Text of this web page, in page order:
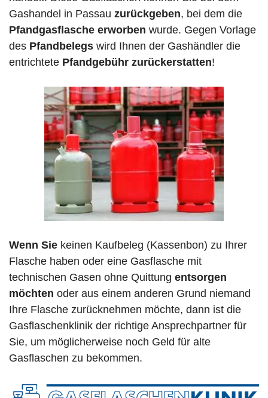
Gashandel in Passau zurückgeben, bei dem die
Pfandgasflasche erworben wurde. Gegen Vorlage
des Pfandbelegs wird Ihnen der Gashändler die
entrichtete Pfandgebühr zurückerstatten!
Wenn Sie keinen Kaufbeleg (Kassenbon) zu Ihrer
Flasche haben oder eine Gasflasche mit
technischen Gasen ohne Quittung entsorgen
möchten oder aus einem anderen Grund niemand
Ihre Flasche zurücknehmen möchte, dann ist die
Gasflaschenklinik der richtige Ansprechpartner für
Sie, um möglicherweise noch Geld für alte
Gasflaschen zu bekommen.